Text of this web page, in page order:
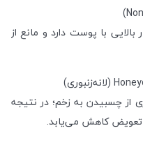
با پوست دارد و مانع از
چسبیدن به زخم؛ در نتیجه
تعویض کاهش می‌یابد.